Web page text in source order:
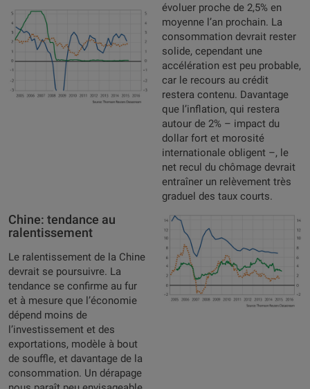
évoluer proche de 2,5% en
moyenne l’an prochain. La
consommation devrait rester
solide, cependant une
accélération est peu probable,
car le recours au crédit
restera contenu. Davantage
que l’inflation, qui restera
autour de 2% – impact du
dollar fort et morosité
internationale obligent –, le
net recul du chômage devrait
entraîner un relèvement très
graduel des taux courts.
Chine: tendance au
ralentissement
Le ralentissement de la Chine
devrait se poursuivre. La
tendance se confirme au fur
et à mesure que l’économie
dépend moins de
l’investissement et des
exportations, modèle à bout
de souffle, et davantage de la
consommation. Un dérapage